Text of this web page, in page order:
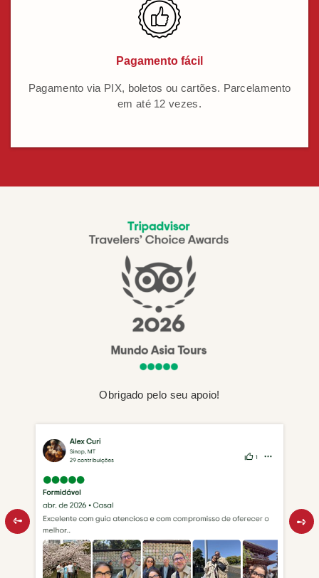
Pagamento fácil
Pagamento via PIX, boletos ou cartões. Parcelamento
em até 12 vezes.
Obrigado pelo seu apoio!